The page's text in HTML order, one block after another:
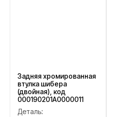
Задняя хромированная
втулка шибера
(двойная), код
000190201A0000011
Деталь: